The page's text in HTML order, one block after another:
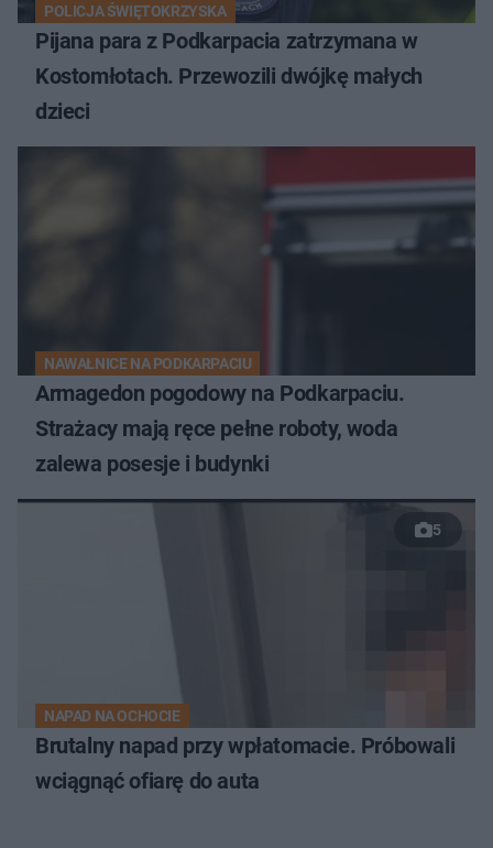
POLICJA ŚWIĘTOKRZYSKA
Pijana para z Podkarpacia zatrzymana w
Kostomłotach. Przewozili dwójkę małych
dzieci
NAWAŁNICE NA PODKARPACIU
Armagedon pogodowy na Podkarpaciu.
Strażacy mają ręce pełne roboty, woda
zalewa posesje i budynki
5
NAPAD NA OCHOCIE
Brutalny napad przy wpłatomacie. Próbowali
wciągnąć ofiarę do auta